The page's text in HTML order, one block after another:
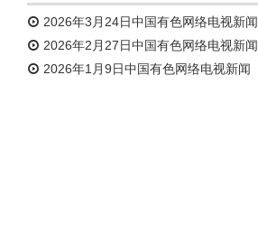
2026年3月24日中国有色网络电视新闻
2026年2月27日中国有色网络电视新闻
2026年1月9日中国有色网络电视新闻